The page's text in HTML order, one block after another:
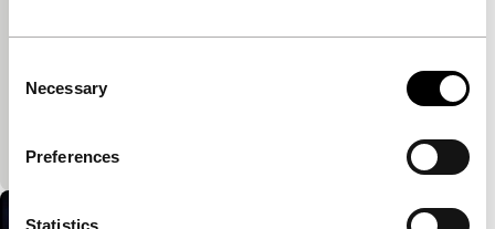
Selection
Necessary
Preferences
Statistics
The Seasons
Wederom een adembenemende experimentele
Makino Takashi en musicus Jim O’Rourke.